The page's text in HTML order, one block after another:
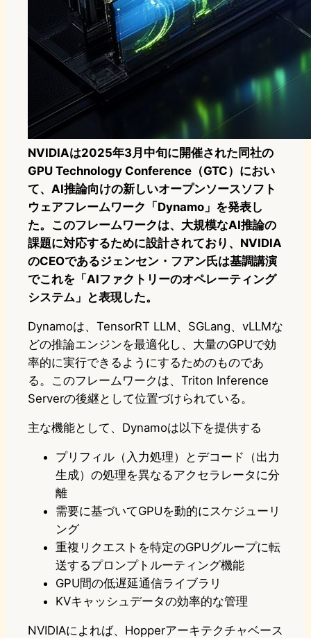
NVIDIAは2025年3月中旬に開催された同社の
GPU Technology Conference（GTC）におい
て、AI推論向けの新しいオープンソースソフト
ウェアフレームワーク「Dynamo」を発表し
た。このフレームワークは、大規模なAI推論の
課題に対応するために設計されており、NVIDIA
のCEOであるジェンセン・フアン氏は基調講演
でこれを「AIファクトリーのオペレーティング
システム」と表現した。
Dynamoは、TensorRT LLM、SGLang、vLLMな
どの推論エンジンを最適化し、大量のGPUで効
率的に実行できるようにするためのものであ
る。このフレームワークは、Triton Inference
Serverの後継として位置づけられている。
主な機能として、Dynamoは以下を提供する
プリフィル（入力処理）とデコード（出力
生成）の処理を異なるアクセラレータに分
離
需要に基づいてGPUを動的にスケジューリ
ング
重複リクエストを特定のGPUグループに転
送するプロンプトルーティング機能
GPU間の低遅延通信ライブラリ
KVキャッシュデータの効率的な管理
NVIDIAによれば、Hopperアーキテクチャベース